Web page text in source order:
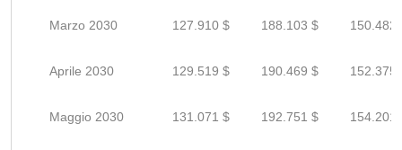
Marzo 2030 127.910 $ 188.103 $ 150.482
Aprile 2030 129.519 $ 190.469 $ 152.375
Maggio 2030 131.071 $ 192.751 $ 154.201